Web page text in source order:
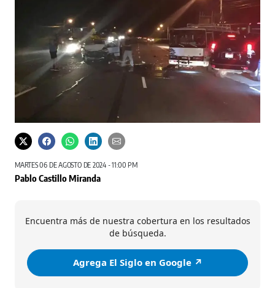
MARTES 06 DE AGOSTO DE 2024 - 11:00 PM
Pablo Castillo Miranda
Encuentra más de nuestra cobertura en los resultados
de búsqueda.
Agrega El Siglo en Google ↗️